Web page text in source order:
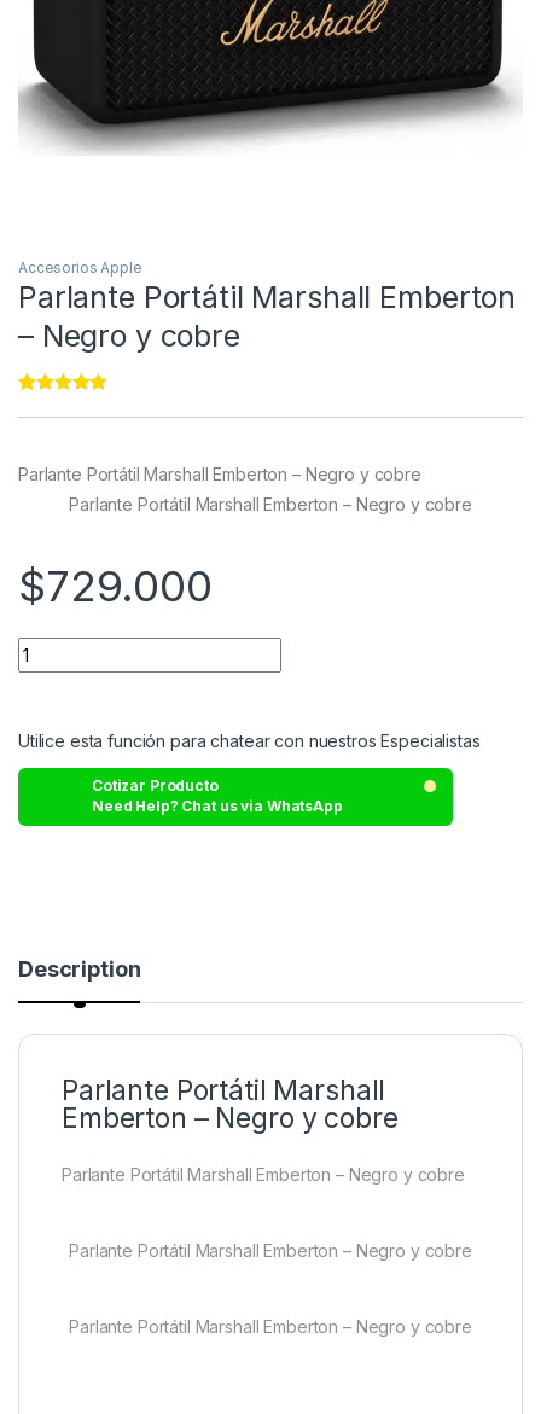
Accesorios Apple
Parlante Portátil Marshall Emberton
– Negro y cobre
ratings
Parlante Portátil Marshall Emberton – Negro y cobre
Parlante Portátil Marshall Emberton – Negro y cobre
$729.000
Utilice esta función para chatear con nuestros Especialistas
Cotizar Producto
Need Help? Chat us via WhatsApp
Description
Parlante Portátil Marshall
Emberton – Negro y cobre
Parlante Portátil Marshall Emberton – Negro y cobre
Parlante Portátil Marshall Emberton – Negro y cobre
Parlante Portátil Marshall Emberton – Negro y cobre